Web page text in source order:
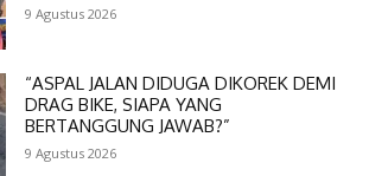
9 Agustus 2026
“ASPAL JALAN DIDUGA DIKOREK DEMI
DRAG BIKE, SIAPA YANG
BERTANGGUNG JAWAB?”
9 Agustus 2026